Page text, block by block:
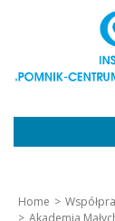
Home
Akademia